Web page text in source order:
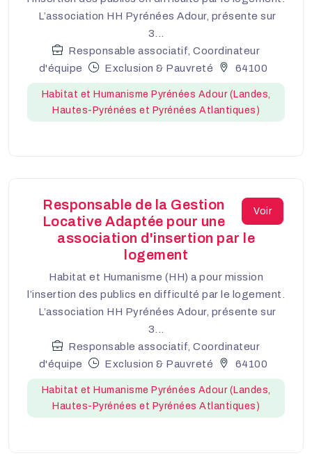
L’association HH Pyrénées Adour, présente sur
3...
Responsable associatif, Coordinateur
d'équipe
Exclusion & Pauvreté 64100
Habitat et Humanisme Pyrénées Adour (Landes,
Hautes-Pyrénées et Pyrénées Atlantiques)
Voir
Responsable de la Gestion
Locative Adaptée pour une
association d'insertion par le
logement
Habitat et Humanisme (HH) a pour mission
l’insertion des publics en difficulté par le logement.
L’association HH Pyrénées Adour, présente sur
3...
Responsable associatif, Coordinateur
d'équipe
Exclusion & Pauvreté 64100
Habitat et Humanisme Pyrénées Adour (Landes,
Hautes-Pyrénées et Pyrénées Atlantiques)